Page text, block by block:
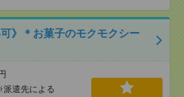
》＊お菓子のモクモクシー
遣先による